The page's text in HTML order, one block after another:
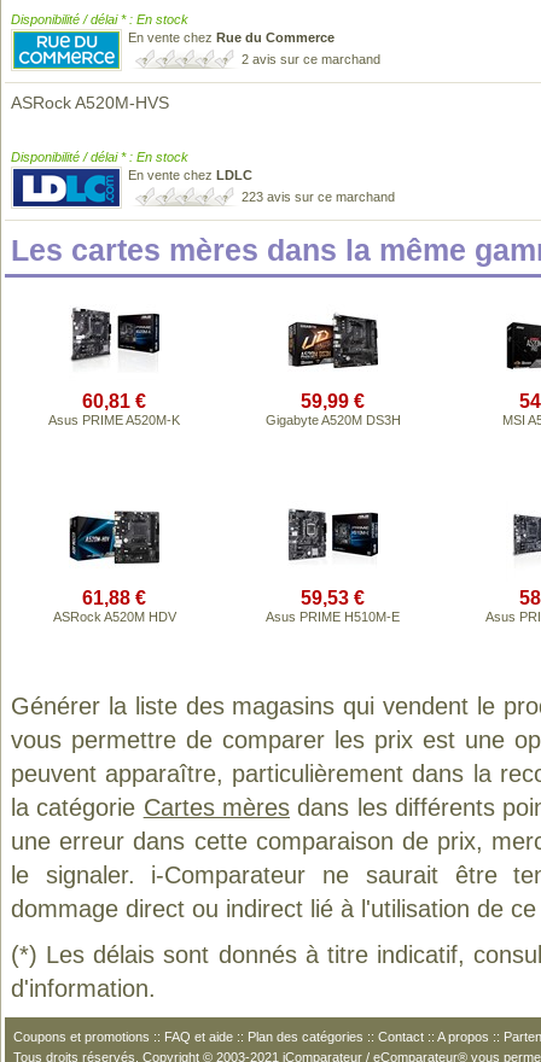
Disponibilité / délai * : En stock
En vente chez Rue du Commerce
2 avis sur ce marchand
ASRock A520M-HVS
Disponibilité / délai * : En stock
En vente chez LDLC
223 avis sur ce marchand
Les cartes mères dans la même
60,81 €
Asus PRIME A520M-K
59,99 €
Gigabyte A520M DS3H MSI
61,88 €
ASRock A520M HDV
59,53 €
Asus PRIME H510M-E Asus
Générer la liste des magasins qui vendent le
vous permettre de comparer les prix est une
peuvent apparaître, particulièrement dans la
la catégorie Cartes mères dans les différents
une erreur dans cette comparaison de prix,
le signaler. i-Comparateur ne saurait être
dommage direct ou indirect lié à l'utilisation de
(*) Les délais sont donnés à titre indicatif,
d'information.
Coupons et promotions :: FAQ et aide :: Plan des catégories :: Contact :: A propos ::
Tous droits réservés. Copyright © 2003-2021 iComparateur / eComparateur® vous